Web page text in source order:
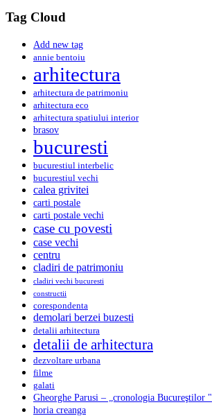
Tag Cloud
Add new tag
annie bentoiu
arhitectura
arhitectura de patrimoniu
arhitectura eco
arhitectura spatiului interior
brasov
bucuresti
bucurestiul interbelic
bucurestiul vechi
calea grivitei
carti postale
carti postale vechi
case cu povesti
case vechi
centru
cladiri de patrimoniu
cladiri vechi bucuresti
constructii
corespondenta
demolari berzei buzesti
detalii arhitectura
detalii de arhitectura
dezvoltare urbana
filme
galati
Gheorghe Parusi – „cronologia Bucureştilor "
horia creanga